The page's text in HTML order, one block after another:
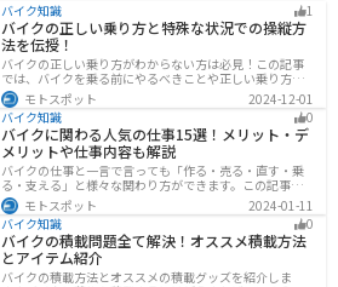
バイク知識 1
バイクの正しい乗り方と特殊な状況での操縦方
法を伝授！
バイクの正しい乗り方がわからない方は必見！この記事
では、バイクを乗る前にやるべきことや正しい乗り方、
トラブルと対処法を解説しています。実は、車と気をつ
ける部分はかなり異なるので注意が必要です。この記事
を読めば、安全で快適なバイクライフを送れます。
モトスポット
2024-12-01
バイク知識
0
バイクに関わる人気の仕事15選！メリット・デ
メリットや仕事内容も解説
バイクの仕事と一言で言っても「作る・売る・直す・乗
る・支える」と様々な関わり方ができます。この記事で
は、バイクに関わる人気の仕事をジャンル別に紹介しま
す。必要な資格や探し方も解説しますので、自分のなり
たい姿をイメージして探してみてください。
モトスポット
2024-01-11
バイク知識
0
バイクの積載問題全て解決！オススメ積載方法
とアイテム紹介
バイクの積載方法とオススメの積載グッズを紹介しま